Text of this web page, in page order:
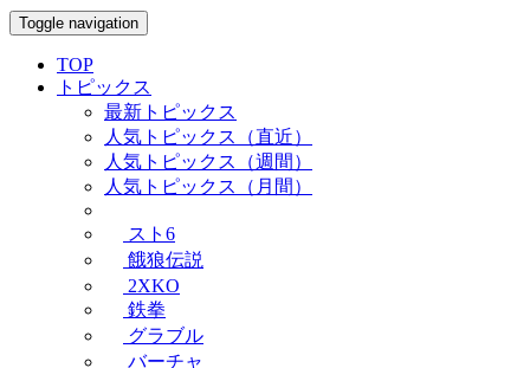
Toggle navigation
TOP
トピックス
最新トピックス
人気トピックス（直近）
人気トピックス（週間）
人気トピックス（月間）
スト6
餓狼伝説
2XKO
鉄拳
グラブル
バーチャ